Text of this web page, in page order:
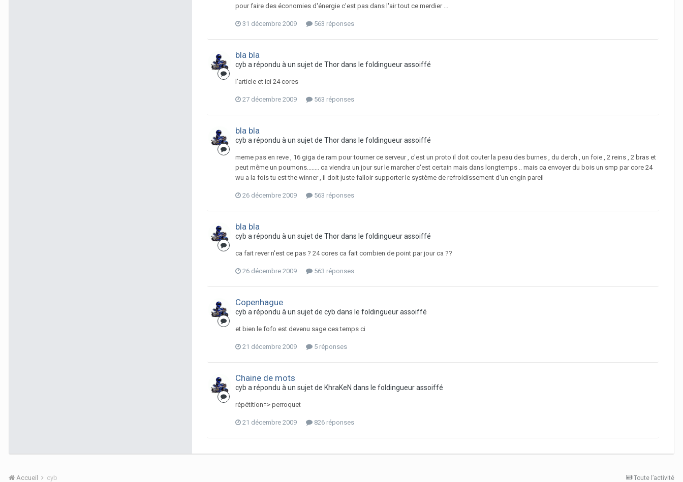
pour faire des économies d'énergie c'est pas dans l'air tout ce merdier ...
31 décembre 2009 563 réponses
bla bla
cyb a répondu à un sujet de Thordans le foldingueur assoiffé
l'article et ici 24 cores
27 décembre 2009 563 réponses
bla bla
cyb a répondu à un sujet de Thordans le foldingueur assoiffé
meme pas en reve , 16 giga de ram pour tourner ce serveur , c'est un proto il doit couter la peau des burnes , du derch , un foie , 2 reins , 2 bras et
peut même un poumons........ ca viendra un jour sur le marcher c'est certain mais dans longtemps .. mais ca envoyer du bois un smp par core 24
wu a la fois tu est the winner , il doit juste falloir supporter le système de refroidissement d'un engin pareil
26 décembre 2009 563 réponses
bla bla
cyb a répondu à un sujet de Thordans le foldingueur assoiffé
ca fait rever n'est ce pas ? 24 cores ca fait combien de point par jour ca ??
26 décembre 2009 563 réponses
Copenhague
cyb a répondu à un sujet de cyb dans le foldingueur assoiffé
et bien le fofo est devenu sage ces temps ci
21 décembre 2009 5 réponses
Chaine de mots
cyb a répondu à un sujet de KhraKeN dans le foldingueur assoiffé
répétition=> perroquet
21 décembre 2009 826 réponses
Toute l’activité
Accueil cyb